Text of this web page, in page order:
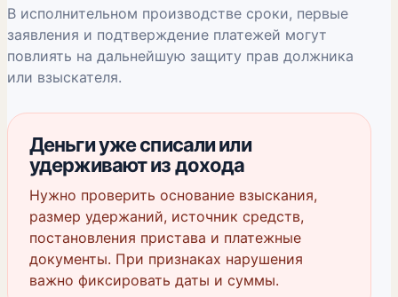
В исполнительном производстве сроки, первые
заявления и подтверждение платежей могут
повлиять на дальнейшую защиту прав должника
или взыскателя.
Деньги уже списали или
удерживают из дохода
Нужно проверить основание взыскания,
размер удержаний, источник средств,
постановления пристава и платежные
документы. При признаках нарушения
важно фиксировать даты и суммы.